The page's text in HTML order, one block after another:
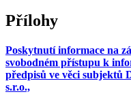
Přílohy
Poskytnutí informace na
svobodném přístupu k
předpisů ve věci subjektů
s.r.o.,